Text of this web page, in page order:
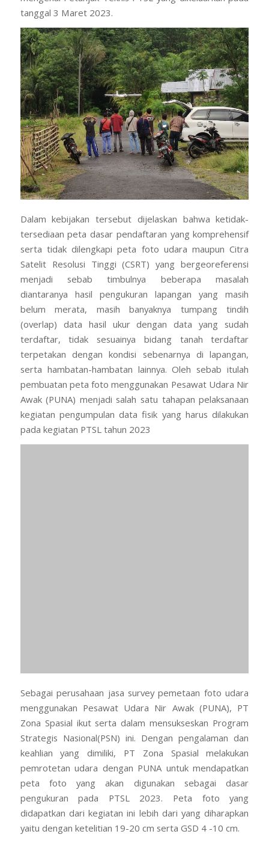
tanggal 3 Maret 2023.
Dalam kebijakan tersebut dijelaskan bahwa ketidak-
tersediaan peta dasar pendaftaran yang komprehensif
serta tidak dilengkapi peta foto udara maupun Citra
Satelit Resolusi Tinggi (CSRT) yang bergeoreferensi
menjadi sebab timbulnya beberapa masalah
diantaranya hasil pengukuran lapangan yang masih
belum merata, masih banyaknya tumpang tindih
(overlap) data hasil ukur dengan data yang sudah
terdaftar, tidak sesuainya bidang tanah terdaftar
terpetakan dengan kondisi sebenarnya di lapangan,
serta hambatan-hambatan lainnya. Oleh sebab itulah
pembuatan peta foto menggunakan Pesawat Udara Nir
Awak (PUNA) menjadi salah satu tahapan pelaksanaan
kegiatan pengumpulan data fisik yang harus dilakukan
pada kegiatan PTSL tahun 2023
Sebagai perusahaan jasa survey pemetaan foto udara
menggunakan Pesawat Udara Nir Awak (PUNA), PT
Zona Spasial ikut serta dalam mensukseskan Program
Strategis Nasional(PSN) ini. Dengan pengalaman dan
keahlian yang dimiliki, PT Zona Spasial melakukan
pemrotetan udara dengan PUNA untuk mendapatkan
peta foto yang akan digunakan sebagai dasar
pengukuran pada PTSL 2023. Peta foto yang
didapatkan dari kegiatan ini lebih dari yang diharapkan
yaitu dengan ketelitian 19-20 cm serta GSD 4 -10 cm.